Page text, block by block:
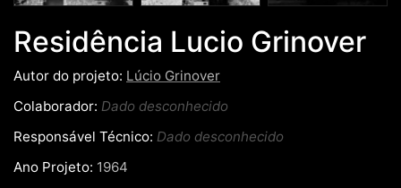
Residência Lucio Grinover
Autor do projeto: Lúcio Grinover
Colaborador: Dado desconhecido
Responsável Técnico: Dado desconhecido
Ano Projeto: 1964